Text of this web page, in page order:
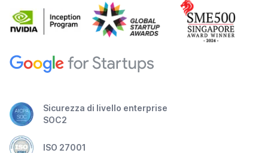
Sicurezza di livello enterprise
SOC2
ISO 27001